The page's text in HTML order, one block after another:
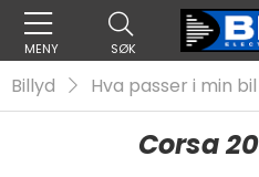
MENY SØK
Billyd Hva passer i min bil
Corsa